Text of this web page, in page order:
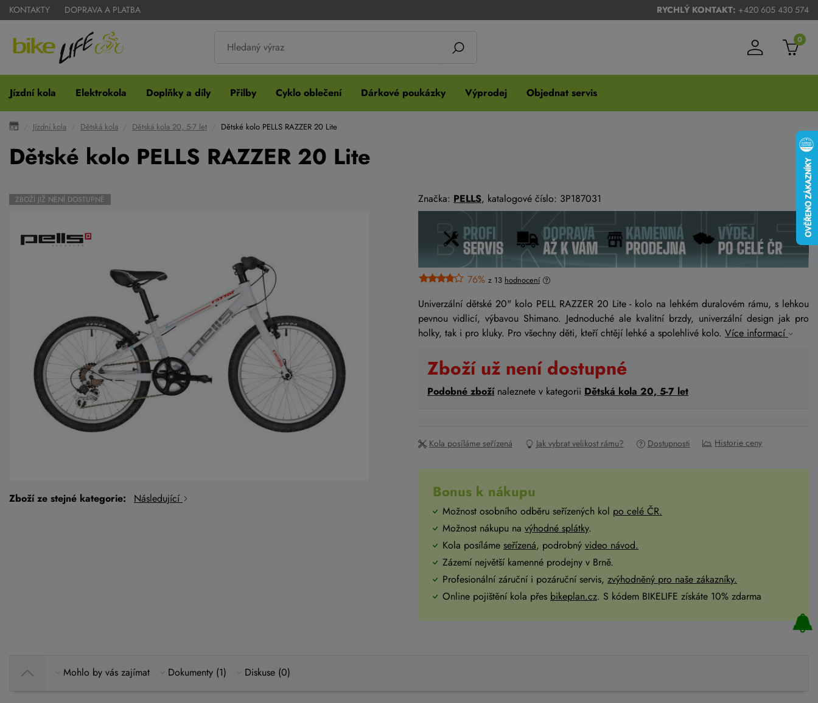
KONTAKTY DOPRAVA A PLATBA RYCHLÝ KONTAKT: +420 605 430 574
0
Jízdní kola Elektrokola Doplňky a díly Přilby Cyklo oblečení Dárkové poukázky Výprodej Objednat servis
Jízdní kola Dětská kola Dětská kola 20, 5-7 let Dětské kolo PELLS RAZZER 20 Lite
Dětské kolo PELLS RAZZER 20 Lite
ZBOŽÍ JIŽ NENÍ DOSTUPNÉ
Zboží ze stejné kategorie: Následující
Značka: PELLS, katalogové číslo: 3P187031
76% z 13 hodnocení
Univerzální dětské 20" kolo PELL RAZZER 20 Lite - kolo na lehkém duralovém rámu, s lehkou
pevnou vidlicí, výbavou Shimano. Jednoduché ale kvalitní brzdy, univerzální design jak pro
holky, tak i pro kluky. Pro všechny děti, kteří chtějí lehké a spolehlivé kolo. Více informací
Zboží už není dostupné
Podobné zbožínaleznete v kategorii Dětská kola 20, 5-7 let
Kola posíláme seřízená Jak vybrat velikost rámu? Dostupnosti Historie ceny
Bonus k nákupu
Možnost osobního odběru seřízených kol po celé ČR.
Možnost nákupu na výhodné splátky.
Kola posíláme seřízená, podrobný video návod.
Zázemí největší kamenné prodejny v Brně.
Profesionální záruční i pozáruční servis, zvýhodněný pro naše zákazníky.
Online pojištění kola přes bikeplan.cz. S kódem BIKELIFE získáte 10% zdarma
Mohlo by vás zajímat Dokumenty (1) Diskuse (0)